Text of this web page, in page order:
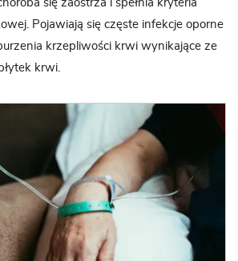
się zaostrza i spełnia kryteria
Pojawiają się częste infekcje oporne
krzepliwości krwi wynikające ze
krwi.